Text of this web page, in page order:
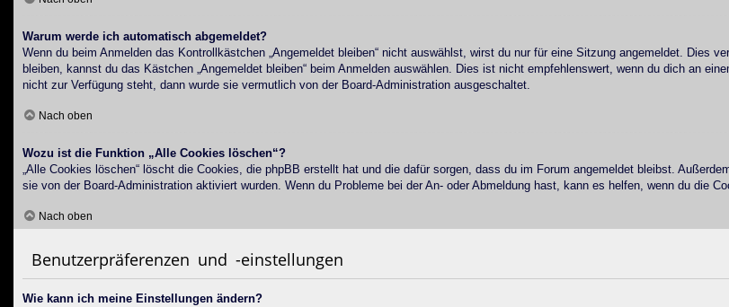
Warum werde ich automatisch abgemeldet?
Wenn du beim Anmelden das Kontrollkästchen „Angemeldet bleiben“ nicht auswählst, wirst du nur für eine Sitzung angemeldet. Dies
bleiben, kannst du das Kästchen „Angemeldet bleiben“ beim Anmelden auswählen. Dies ist nicht empfehlenswert, wenn du dich an
nicht zur Verfügung steht, dann wurde sie vermutlich von der Board-Administration ausgeschaltet.
Nach oben
Wozu ist die Funktion „Alle Cookies löschen“?
„Alle Cookies löschen“ löscht die Cookies, die phpBB erstellt hat und die dafür sorgen, dass du im Forum angemeldet bleibst.
sie von der Board-Administration aktiviert wurden. Wenn du Probleme bei der An- oder Abmeldung hast, kann es helfen, wenn du die
Nach oben
Benutzerpräferenzen und -einstellungen
Wie kann ich meine Einstellungen ändern?